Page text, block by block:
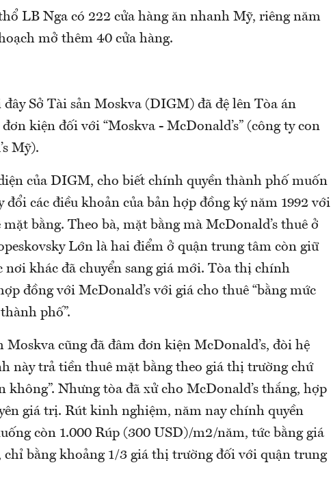
LB Nga có 222 cửa hàng ăn nhanh Mỹ, riêng năm
mở thêm 40 cửa hàng.
Sở Tài sản Moskva (DIGM) đã đệ lên Tòa án
kiện đối với “Moskva - McDonald’s” (công ty con
Mỹ).
của DIGM, cho biết chính quyền thành phố muốn
đổi các điều khoản của bản hợp đồng ký năm 1992 với
mặt bằng. Theo bà, mặt bằng mà McDonald’s thuê ở
Lớn là hai điểm ở quận trung tâm còn giữ
nơi khác đã chuyển sang giá mới. Tòa thị chính
đồng với McDonald’s với giá cho thuê “bằng mức
phố”.
cũng đã đâm đơn kiện McDonald’s, đòi hệ
này trả tiền thuê mặt bằng theo giá thị trường chứ
không”. Nhưng tòa đã xử cho McDonald’s thắng, hợp
giá trị. Rút kinh nghiệm, năm nay chính quyền
còn 1.000 Rúp (300 USD)/m2/năm, tức bằng giá
bằng khoảng 1/3 giá thị trường đối với quận trung